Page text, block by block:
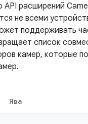
API расширений
не всеми
поддерживать
список
камер, которые
Ява